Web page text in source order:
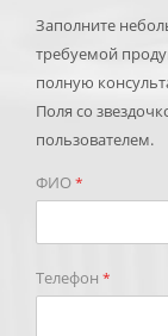
Заполните
требуемой
полную
Поля со
пользователем.
ФИО*
Телефон *